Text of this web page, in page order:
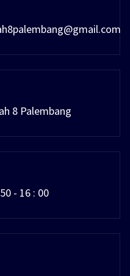
8 Palembang
- 16 : 00